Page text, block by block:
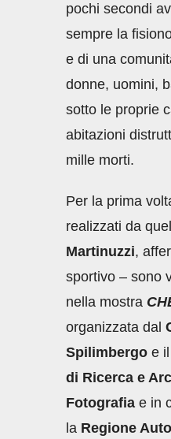
pochi secondi
sempre la
e di una
donne, uomini,
sotto le proprie
abitazioni
mille morti.
Per la prima
realizzati da
Martinuzzi,
sportivo – sono
nella mostra
organizzata dal
Spilimbergo e il
di Ricerca e
Fotografia e in
la Regione